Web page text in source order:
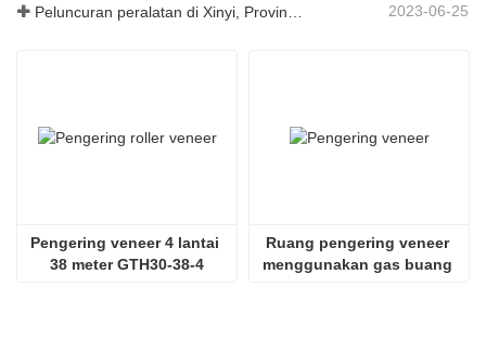
2023-06-25
Pengering veneer 4 lantai
38 meter GTH30-38-4
Ruang pengering veneer
menggunakan gas buang